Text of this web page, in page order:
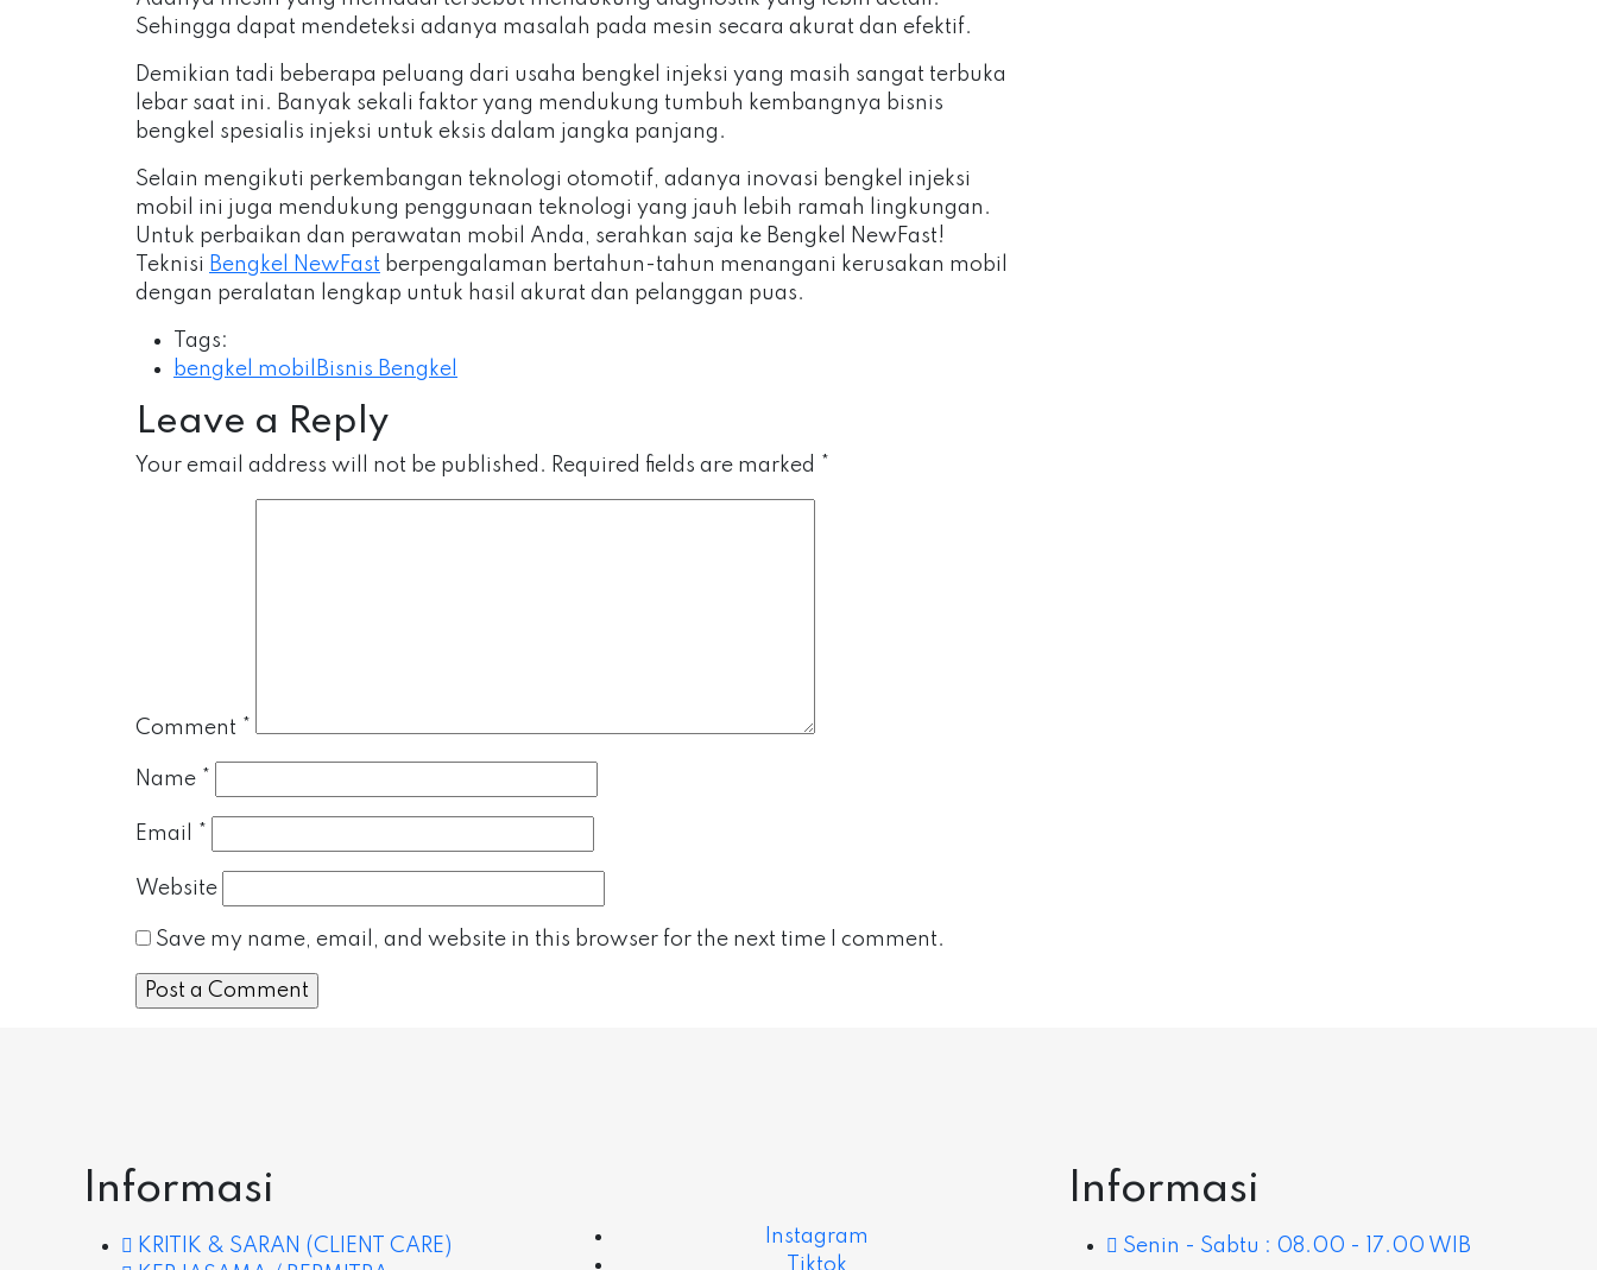
Sehingga dapat mendeteksi adanya masalah pada mesin secara akurat dan efektif.
Demikian tadi beberapa peluang dari usaha bengkel injeksi yang masih sangat terbuka
lebar saat ini. Banyak sekali faktor yang mendukung tumbuh kembangnya bisnis
bengkel spesialis injeksi untuk eksis dalam jangka panjang.
Selain mengikuti perkembangan teknologi otomotif, adanya inovasi bengkel injeksi
mobil ini juga mendukung penggunaan teknologi yang jauh lebih ramah lingkungan.
Untuk perbaikan dan perawatan mobil Anda, serahkan saja ke Bengkel NewFast!
Teknisi Bengkel NewFast berpengalaman bertahun-tahun menangani kerusakan mobil
dengan peralatan lengkap untuk hasil akurat dan pelanggan puas.
Tags:
bengkel mobil Bisnis Bengkel
Leave a Reply
Your email address will not be published. Required fields are marked *
Comment *
Name *
Email *
Website
Save my name, email, and website in this browser for the next time I comment.
Informasi
KRITIK & SARAN (CLIENT CARE)
Instagram
Tiktok
Informasi
Senin - Sabtu : 08.00 - 17.00 WIB